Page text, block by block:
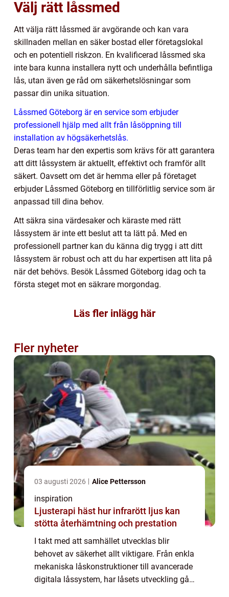
Välj rätt låssmed
Att välja rätt låssmed är avgörande och kan vara
skillnaden mellan en säker bostad eller företagslokal
och en potentiell riskzon. En kvalificerad låssmed ska
inte bara kunna installera nytt och underhålla befintliga
lås, utan även ge råd om säkerhetslösningar som
passar din unika situation.
Låssmed Göteborg är en service som erbjuder
professionell hjälp med allt från låsöppning till
installation av högsäkerhetslås.
Deras team har den expertis som krävs för att garantera
att ditt låssystem är aktuellt, effektivt och framför allt
säkert. Oavsett om det är hemma eller på företaget
erbjuder Låssmed Göteborg en tillförlitlig service som är
anpassad till dina behov.
Att säkra sina värdesaker och käraste med rätt
låssystem är inte ett beslut att ta lätt på. Med en
professionell partner kan du känna dig trygg i att ditt
låssystem är robust och att du har expertisen att lita på
när det behövs. Besök Låssmed Göteborg idag och ta
första steget mot en säkrare morgondag.
Läs fler inlägg här
Fler nyheter
03 augusti 2026 Alice Pettersson
inspiration
Ljusterapi häst hur infrarött ljus kan
stötta återhämtning och prestation
I takt med att samhället utvecklas blir
behovet av säkerhet allt viktigare. Från enkla
mekaniska låskonstruktioner till avancerade
digitala låssystem, har låsets utveckling gått